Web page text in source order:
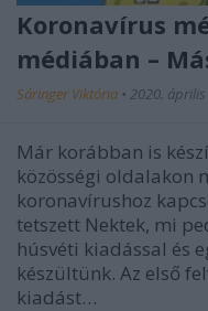
Koronavírus
médiában –
Sáringer Viktória • 2020. április
Már korábban is
közösségi oldalakon
koronavírushoz
tetszett Nektek, mi
húsvéti kiadással és
készültünk. Az első
kiadást…